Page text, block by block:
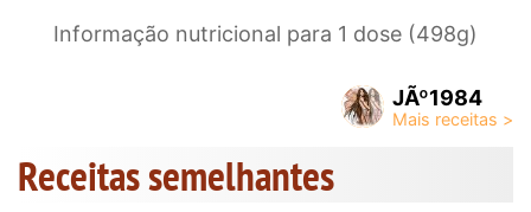
Informação nutricional para 1 dose (498g)
JÃº1984
Receitas semelhantes